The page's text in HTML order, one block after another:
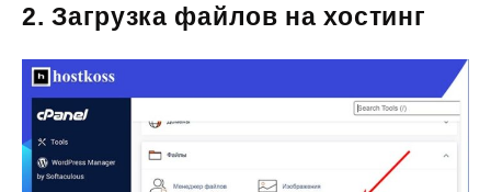
2.Загрузка файлов на хостинг